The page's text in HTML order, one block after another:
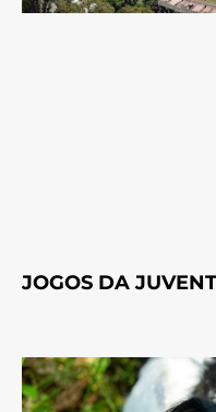
JOGOS DA